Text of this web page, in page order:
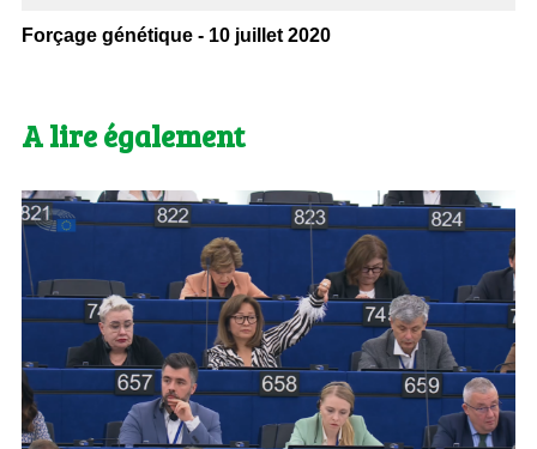
Forçage génétique - 10 juillet 2020
A lire également